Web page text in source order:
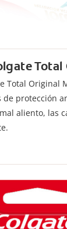
Total Original
de protección
aliento, las